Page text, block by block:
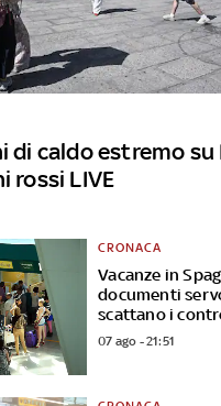
di caldo estremo su
rossi LIVE
Vacanze in
documenti
scattano i
CRONACA
07 ago - 21:51